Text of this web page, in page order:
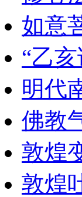
如意
“乙
明代
佛教
敦煌
敦煌